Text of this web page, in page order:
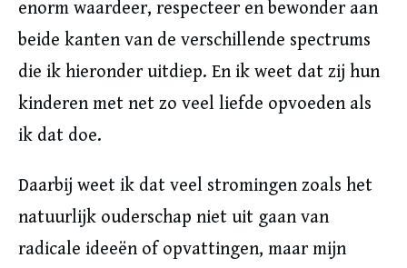
enorm waardeer, respecteer en bewonder aan
beide kanten van de verschillende spectrums
die ik hieronder uitdiep. En ik weet dat zij hun
kinderen met net zo veel liefde opvoeden als
ik dat doe.
Daarbij weet ik dat veel stromingen zoals het
natuurlijk ouderschap niet uit gaan van
radicale ideeën of opvattingen, maar mijn